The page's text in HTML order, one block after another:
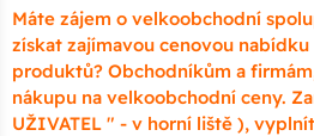
Máte zájem o velkoobchodní
získat zajímavou cenovou
produktů? Obchodníkům a
nákupu na velkoobchodní ceny.
UŽIVATEL " - v horní liště ),